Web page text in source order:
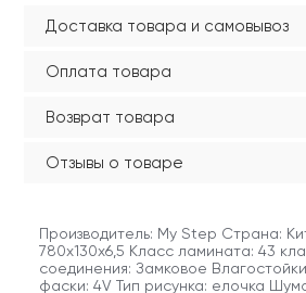
Доставка товара и самовывоз
Оплата товара
Возврат товара
Отзывы о товаре
Производитель: My Step Страна:
780х130х6,5 Класс ламината: 43
соединения: Замковое
фаски: 4V Тип рисунка: елочка